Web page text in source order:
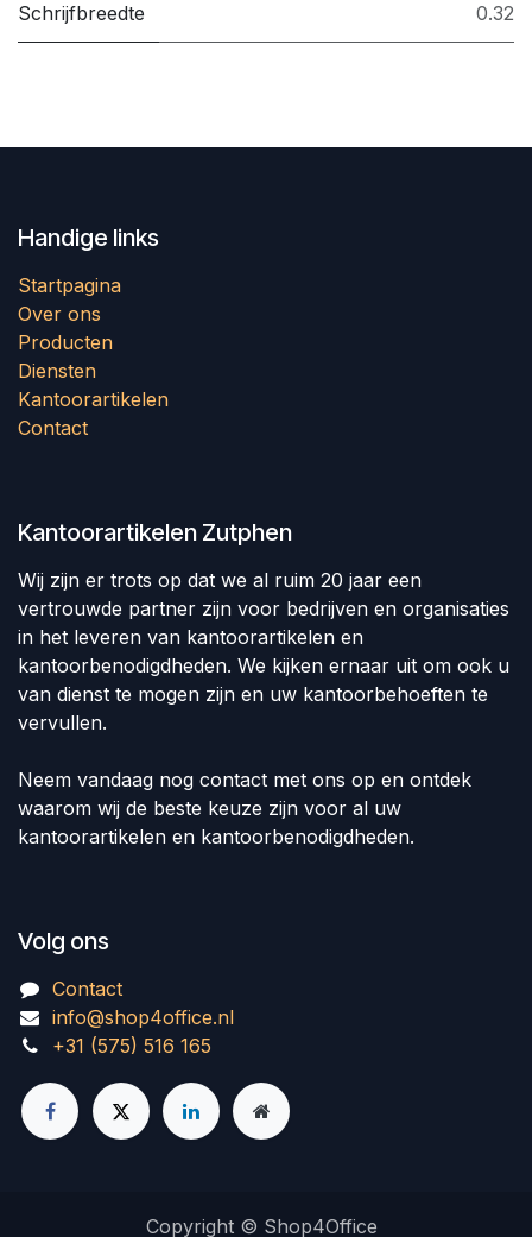
Schrijfbreedte 0.32
Handige links
Startpagina
Over ons
Producten
Diensten
Kantoorartikelen
Contact
Kantoorartikelen Zutphen
Wij zijn er trots op dat we al ruim 20 jaar een
vertrouwde partner zijn voor bedrijven en organisaties
in het leveren van kantoorartikelen en
kantoorbenodigdheden. We kijken ernaar uit om ook u
van dienst te mogen zijn en uw kantoorbehoeften te
vervullen.
Neem vandaag nog contact met ons op en ontdek
waarom wij de beste keuze zijn voor al uw
kantoorartikelen en kantoorbenodigdheden.
Volg ons
Contact
info@shop4office.nl
+31 (575) 516 165
Copyright © Shop4Office